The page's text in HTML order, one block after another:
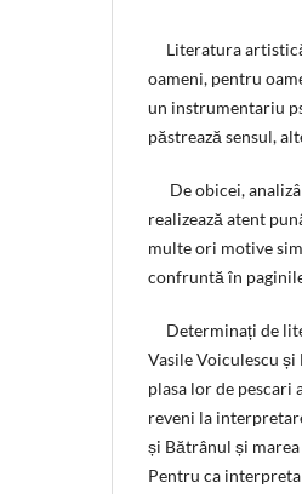
Literatura
oameni, pentru
un instrumentariu
păstrează sensul,
De obicei,
realizează atent
multe ori motive
confruntă în
Determinați de
Vasile Voiculescu
plasa lor de pescari
reveni la
și Bătrânul și marea
Pentru ca